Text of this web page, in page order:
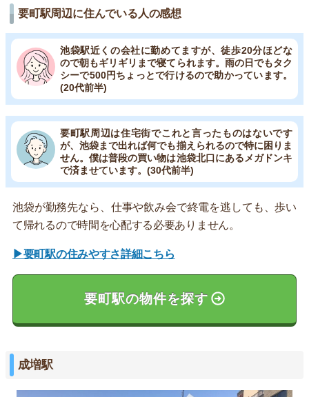
要町駅周辺に住んでいる人の感想
池袋駅近くの会社に勤めてますが、徒歩20分ほどな
ので朝もギリギリまで寝てられます。雨の日でもタク
シーで500円ちょっとで行けるので助かっています。
(20代前半)
要町駅周辺は住宅街でこれと言ったものはないです
が、池袋まで出れば何でも揃えられるので特に困りま
せん。僕は普段の買い物は池袋北口にあるメガドンキ
で済ませています。(30代前半)
池袋が勤務先なら、仕事や飲み会で終電を逃しても、歩い
て帰れるので時間を心配する必要ありません。
▶要町駅の住みやすさ詳細こちら
要町駅の物件を探す
成増駅